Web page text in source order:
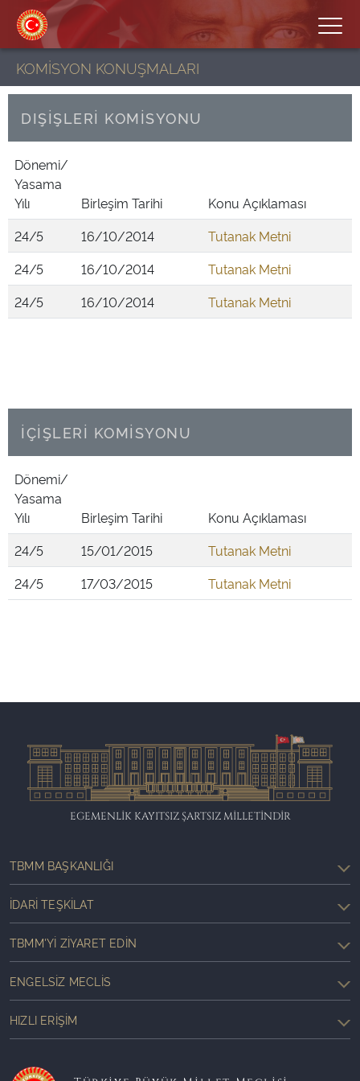
KOMİSYON KONUŞMALARI
DIŞİŞLERİ KOMİSYONU
Dönemi/
Yasama
Yılı
Birleşim Tarihi
Konu Açıklaması
24/5
16/10/2014
Tutanak Metni
24/5
16/10/2014
Tutanak Metni
24/5
16/10/2014 Tutanak Metni
İÇİŞLERİ KOMİSYONU
Dönemi/
Yasama
Yılı
Birleşim Tarihi
Konu Açıklaması
24/5
15/01/2015
Tutanak Metni
24/5
17/03/2015 Tutanak Metni
EGEMENLİK KAYITSIZ ŞARTSIZ MİLLETİNDİR
TBMM BAŞKANLIĞI
İDARI TEŞKILAT
TBMM'YI ZIYARET EDIN
ENGELSIZ MECLIS
HIZLI ERIŞIM